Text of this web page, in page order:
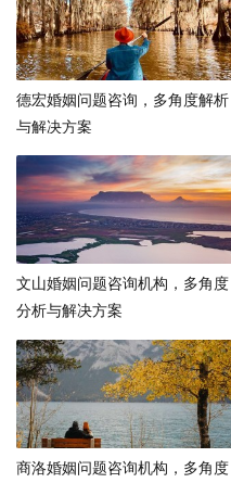
德宏婚姻问题咨询，多角度解析
与解决方案
文山婚姻问题咨询机构，多角度
分析与解决方案
商洛婚姻问题咨询机构，多角度